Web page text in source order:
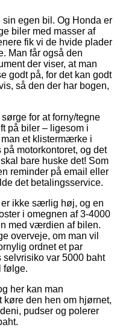
egen bil. Og Honda er
biler med masser af
fik vi de hvide plader
Man får også den
der viser, at man
godt på, for det kan godt
så den der har bogen,
for at forny/tegne
på biler – ligesom i
et klistermærke i
motorkontoret, og det
bare huske det! Som
reminder på email eller
det betalingsservice.
ikke særlig høj, og en
i omegnen af 3-4000
med værdien af bilen.
overveje, om man vil
ordnet et par
selvrisiko var 5000 baht
følge.
her kan man
den hen om hjørnet,
pudser og polerer